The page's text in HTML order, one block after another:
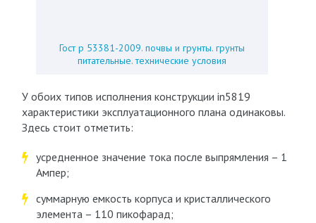
Гост р 53381-2009. почвы и грунты. грунты
питательные. технические условия
У обоих типов исполнения конструкции in5819
характеристики эксплуатационного плана одинаковы.
Здесь стоит отметить:
усредненное значение тока после выпрямления – 1
Ампер;
суммарную емкость корпуса и кристаллического
элемента – 110 пикофарад;